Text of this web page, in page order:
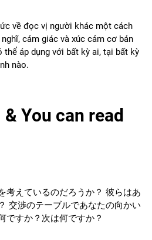
về đọc vị người khác một cách
cảm giác và xúc cảm cơ bản
thể áp dụng với bất kỳ ai, tại bất kỳ
nào.
You can read
考えているのだろうか？ 彼らはあ
交渉のテーブルであなたの向かい
ですか？次は何ですか？